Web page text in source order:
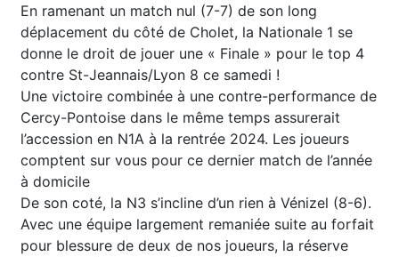
En ramenant un match nul (7-7) de son long
déplacement du côté de Cholet, la Nationale 1 se
donne le droit de jouer une « Finale » pour le top 4
contre St-Jeannais/Lyon 8 ce samedi !
Une victoire combinée à une contre-performance de
Cercy-Pontoise dans le même temps assurerait
l’accession en N1A à la rentrée 2024. Les joueurs
comptent sur vous pour ce dernier match de l’année
à domicile
De son coté, la N3 s’incline d’un rien à Vénizel (8-6).
Avec une équipe largement remaniée suite au forfait
pour blessure de deux de nos joueurs, la réserve